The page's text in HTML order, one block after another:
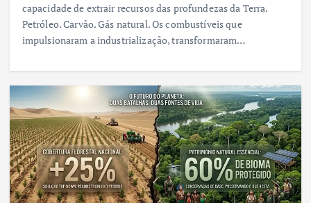
capacidade de extrair recursos das profundezas da Terra.
Petróleo. Carvão. Gás natural. Os combustíveis que
impulsionaram a industrialização, transformaram…